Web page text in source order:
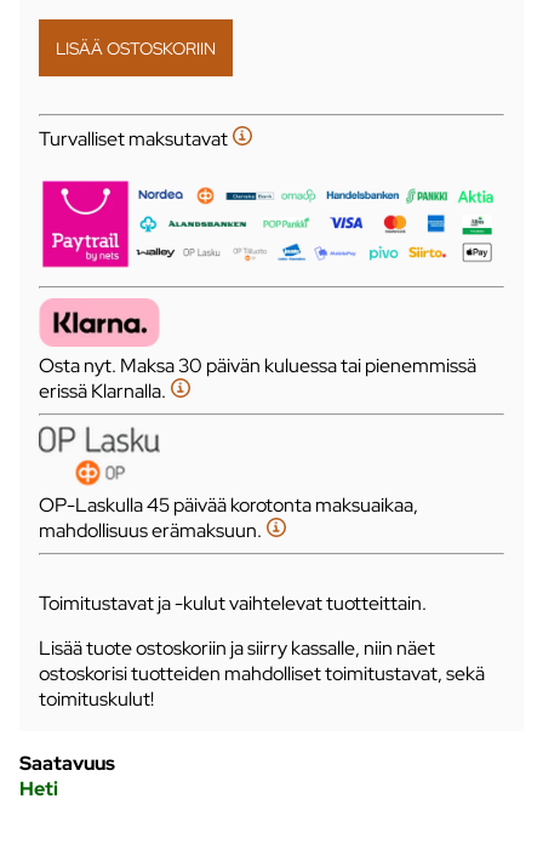
Turvalliset maksutavat
Osta nyt. Maksa 30 päivän kuluessa tai pienemmissä
erissä Klarnalla.
OP-Laskulla 45 päivää korotonta maksuaikaa,
mahdollisuus erämaksuun.
Toimitustavat ja -kulut vaihtelevat tuotteittain.
Lisää tuote ostoskoriin ja siirry kassalle, niin näet
ostoskorisi tuotteiden mahdolliset toimitustavat, sekä
toimituskulut!
Saatavuus
Heti